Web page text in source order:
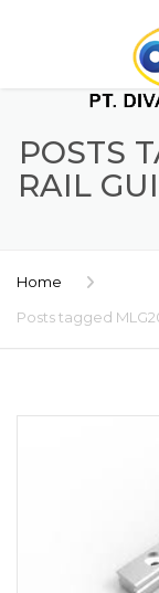
POSTS
RAIL
Home
Posts tagged